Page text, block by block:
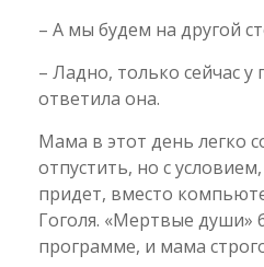
– А мы будем на другой
– Ладно, только сейчас
ответила она.
Мама в этот день легко
отпустить, но с
придет, вместо
Гоголя. «Мертвые души»
программе, и мама